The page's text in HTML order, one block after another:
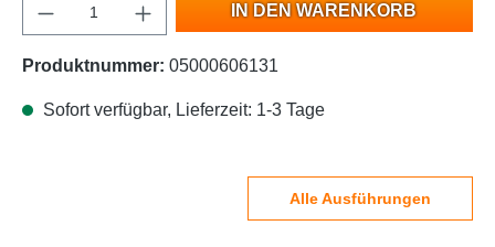
IN DEN WARENKORB
Produktnummer: 05000606131
Sofort verfügbar, Lieferzeit: 1-3 Tage
Alle Ausführungen